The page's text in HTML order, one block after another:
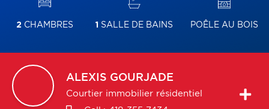
2 CHAMBRES 1 SALLE DE BAINS POÊLE AU BOIS
ALEXIS GOURJADE
Courtier immobilier résidentiel